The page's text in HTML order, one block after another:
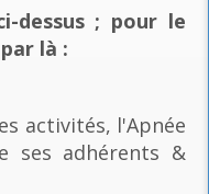
dessus ; pour le
là :
activités, l'Apnée
ses adhérents &